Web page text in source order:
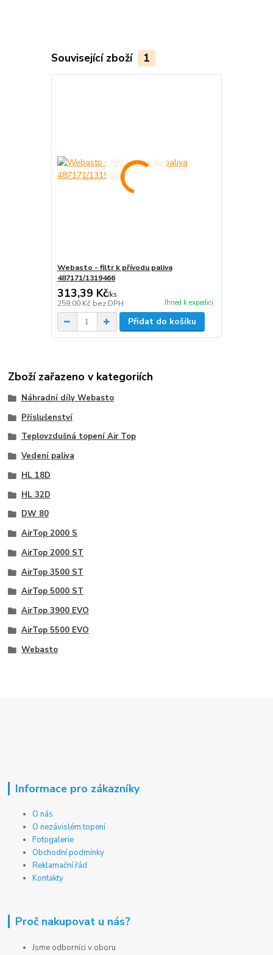
Související zboží 1
Webasto - filtr k přívodu paliva
487171/1319466
313,39 Kč/ks
259,00 Kč bez DPH Ihned k expedici
Přidat do košíku
Zboží zařazeno v kategoriích
Náhradní díly Webasto
Příslušenství
Teplovzdušná topení Air Top
Vedení paliva
HL 18D
HL 32D
DW 80
AirTop 2000 S
AirTop 2000 ST
AirTop 3500 ST
AirTop 5000 ST
AirTop 3900 EVO
AirTop 5500 EVO
Webasto
Informace pro zákazníky
O nás
O nezávislém topení
Fotogalerie
Obchodní podmínky
Reklamační řád
Kontakty
Proč nakupovat u nás?
Jsme odborníci v oboru